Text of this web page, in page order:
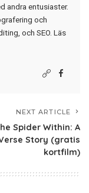
andra entusiaster.
och
och SEO. Läs
NEXT ARTICLE
Spider Within: A
Story (gratis
kortfilm)